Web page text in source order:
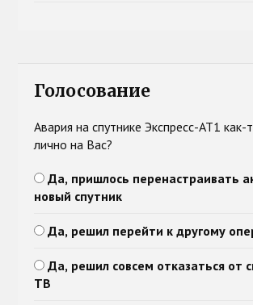
Голосование
Авария на спутнике Экспресс-АТ1 как-
лично на Вас?
Да, пришлось перенастраивать
новый спутник
Да, решил перейти к другому
Да, решил совсем отказаться от
ТВ